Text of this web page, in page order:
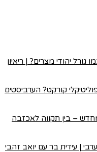
גורל יהודי מצרים? | ריאיון
קורקט? הערביסטים
– בין תקווה לאכזבה
| עידית בר עם יואב זהבי